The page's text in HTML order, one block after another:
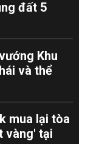
đất 5
Khu
và thể
mua lại tòa
vàng' tại